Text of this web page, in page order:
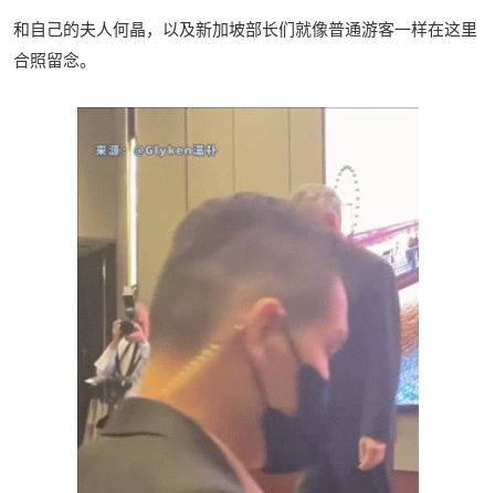
和自己的夫人何晶，以及新加坡部长们就像普通游客一样在这里
合照留念。